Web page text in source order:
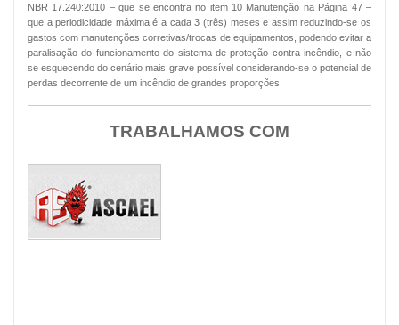
NBR 17.240:2010 – que se encontra no item 10 Manutenção na Página 47 –
que a periodicidade máxima é a cada 3 (três) meses e assim reduzindo-se os
gastos com manutenções corretivas/trocas de equipamentos, podendo evitar a
paralisação do funcionamento do sistema de proteção contra incêndio, e não
se esquecendo do cenário mais grave possível considerando-se o potencial de
perdas decorrente de um incêndio de grandes proporções.
TRABALHAMOS COM